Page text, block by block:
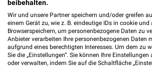
Handelsstraße 10
04356 Leipzig
Heute 09:30 - 19:00 Uhr |
142,21 km • Angebote: 1
beibehalten.
Wir und unsere Partner speichern und/oder greifen
einem Gerät zu, wie z. B. eindeutige IDs in cookie und
Browserspeichern, um personenbezogene Daten zu
Anbieter verarbeiten Ihre personenbezogenen Daten
aufgrund eines berechtigten Interesses. Um dem zu
Sie die „Einstellungen“. Sie können Ihre Einstellungen
oder verwalten, indem Sie auf die Schaltfläche